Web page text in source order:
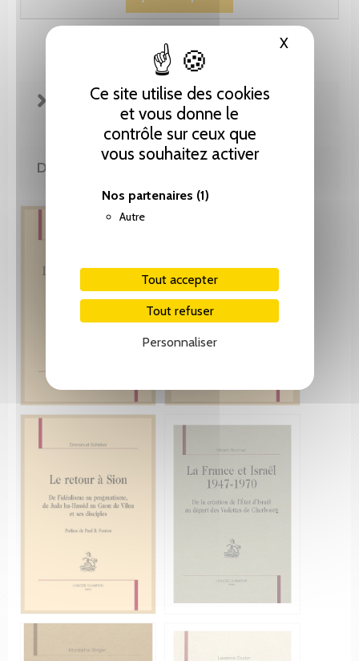
Ce site utilise des cookies
et vous donne le
contrôle sur ceux que
vous souhaitez activer
Nos partenaires (1)
Autre
Tout accepter
Tout refuser
Personnaliser
XMasquer
FICHE TECHNIQUE
DE LA MÊME COLLECTION